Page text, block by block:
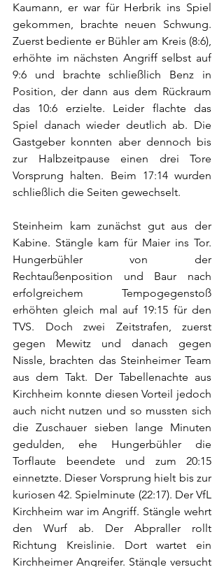
Kaumann, er war für Herbrik ins Spiel
gekommen, brachte neuen Schwung.
Zuerst bediente er Bühler am Kreis (8:6),
erhöhte im nächsten Angriff selbst auf
9:6 und brachte schließlich Benz in
Position, der dann aus dem Rückraum
das 10:6 erzielte. Leider flachte das
Spiel danach wieder deutlich ab. Die
Gastgeber konnten aber dennoch bis
zur Halbzeitpause einen drei Tore
Vorsprung halten. Beim 17:14 wurden
schließlich die Seiten gewechselt.
Steinheim kam zunächst gut aus der
Kabine. Stängle kam für Maier ins Tor.
Hungerbühler von der
Rechtaußenposition und Baur nach
erfolgreichem Tempogegenstoß
erhöhten gleich mal auf 19:15 für den
TVS. Doch zwei Zeitstrafen, zuerst
gegen Mewitz und danach gegen
Nissle, brachten das Steinheimer Team
aus dem Takt. Der Tabellenachte aus
Kirchheim konnte diesen Vorteil jedoch
auch nicht nutzen und so mussten sich
die Zuschauer sieben lange Minuten
gedulden, ehe Hungerbühler die
Torflaute beendete und zum 20:15
einnetzte. Dieser Vorsprung hielt bis zur
kuriosen 42. Spielminute (22:17). Der VfL
Kirchheim war im Angriff. Stängle wehrt
den Wurf ab. Der Abpraller rollt
Richtung Kreislinie. Dort wartet ein
Kirchheimer Angreifer. Stängle versucht